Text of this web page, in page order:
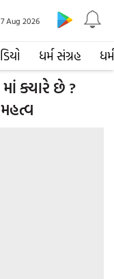
ધર્મ સંગ્રહ ધર્મ
Aug 2026
માં ક્યારે છે ?